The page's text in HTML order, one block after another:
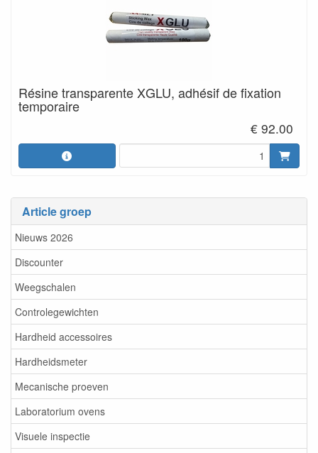
Article groep
Nieuws 2026
Discounter
Weegschalen
Controlegewichten
Hardheid accessoires
Hardheidsmeter
Mecanische proeven
Laboratorium ovens
Visuele inspectie
Résine transparente XGLU, adhésif de fixation
temporaire
€ 92.00